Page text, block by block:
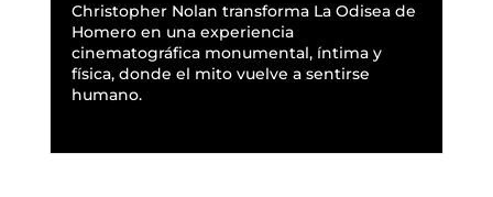
Christopher Nolan transforma La Odisea de
Homero en una experiencia
cinematográfica monumental, íntima y
física, donde el mito vuelve a sentirse
humano.